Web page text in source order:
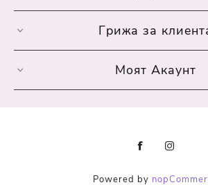
Грижа за
Моят Акаунт
Powered by